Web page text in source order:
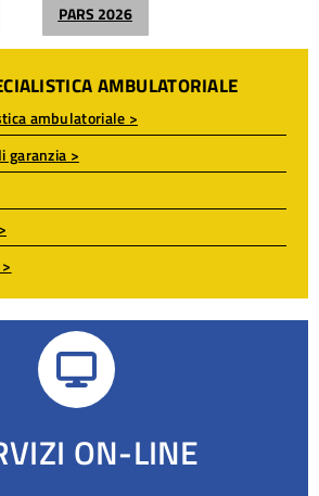
PARS 2026
AMBULATORIALE
ambulatoriale >
garanzia >
ON-LINE